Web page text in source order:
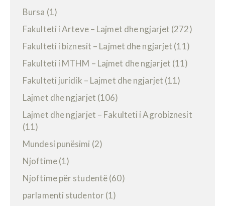
Bursa (1)
Fakulteti i Arteve – Lajmet dhe ngjarjet (272)
Fakulteti i biznesit – Lajmet dhe ngjarjet (11)
Fakulteti i MTHM – Lajmet dhe ngjarjet (11)
Fakulteti juridik – Lajmet dhe ngjarjet (11)
Lajmet dhe ngjarjet (106)
Lajmet dhe ngjarjet – Fakulteti i Agrobiznesit
(11)
Mundesi punësimi (2)
Njoftime(1)
Njoftime për studentë(60)
parlamenti studentor (1)